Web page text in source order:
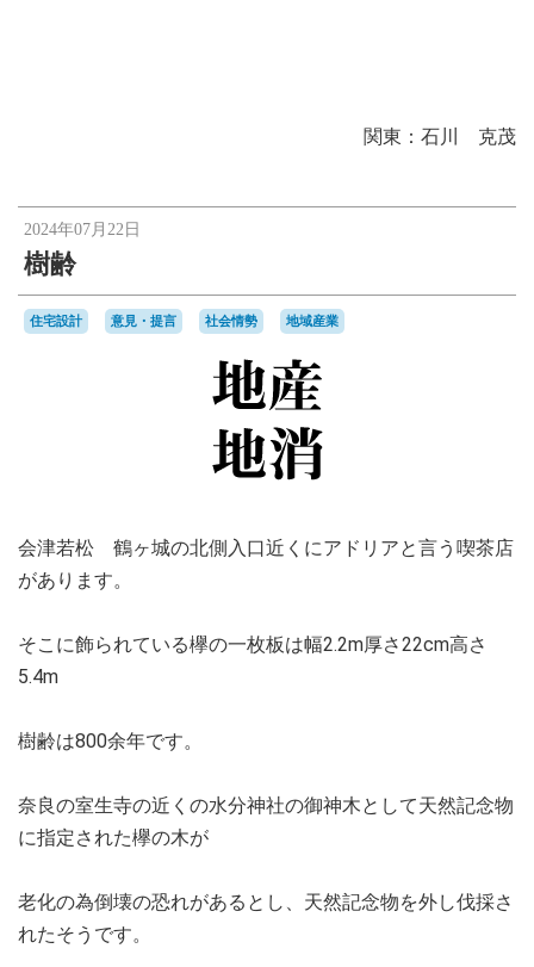
関東：石川 克茂
2024年07月22日
樹齢
住宅設計 意見・提言 社会情勢 地域産業
会津若松 鶴ヶ城の北側入口近くにアドリアと言う喫茶店
があります。
そこに飾られている欅の一枚板は幅2.2m厚さ22cm高さ
5.4m
樹齢は800余年です。
奈良の室生寺の近くの水分神社の御神木として天然記念物
に指定された欅の木が
老化の為倒壊の恐れがあるとし、天然記念物を外し伐採さ
れたそうです。